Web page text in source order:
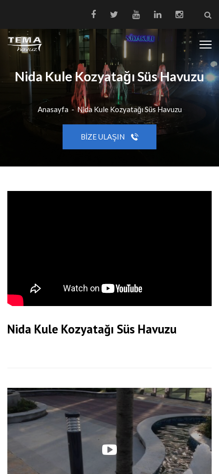
Nida Kule Kozyatağı Süs Havuzu
Anasayfa - Nida Kule Kozyatağı Süs Havuzu
BIZE ULAŞIN
Nida Kule Kozyatağı Süs Havuzu